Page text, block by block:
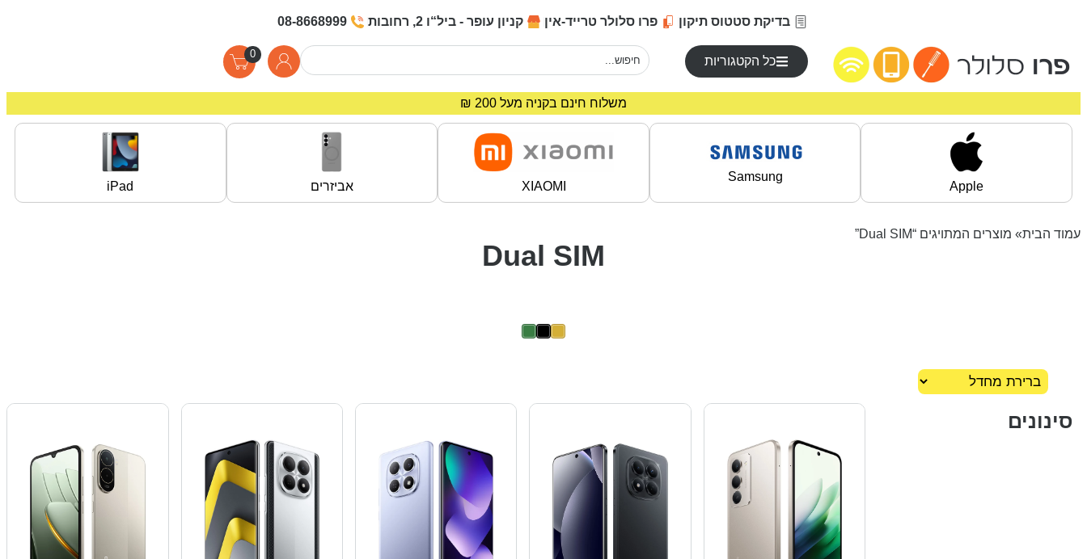
בדיקת סטטוס תיקון פרו סלולר טרייד-אין קניון עופר - ביל“ו 2, רחובות 08-8668999
כל הקטגוריות
0
משלוח חינם בקניה מעל 200 ₪
מחירים מיוחדים לרוכשים באתר!
Apple
Samsung
XIAOMI אביזרים iPad
עמוד הבית» מוצרים המתויגים “Dual SIM”
Dual SIM
סינונים